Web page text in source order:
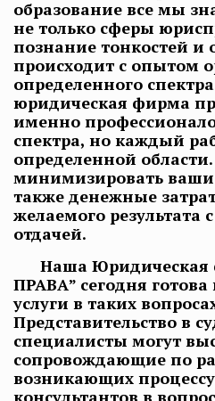
образование все мы
не только сферы
познание тонкостей и
происходит с опытом
определенного
юридическая фирма
именно
спектра, но каждый
определенной
минимизировать
также денежные
желаемого результата
отдачей.
Наша
ПРАВА” сегодня
услуги в таких
Представительство в
специалисты могут
сопровождающие по
возникающих
консультантов в